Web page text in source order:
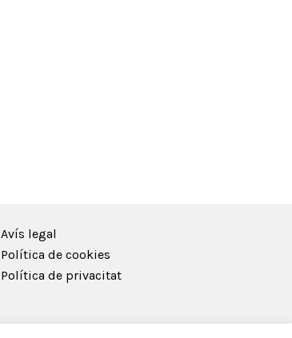
Avís legal
Política de cookies
Política de privacitat